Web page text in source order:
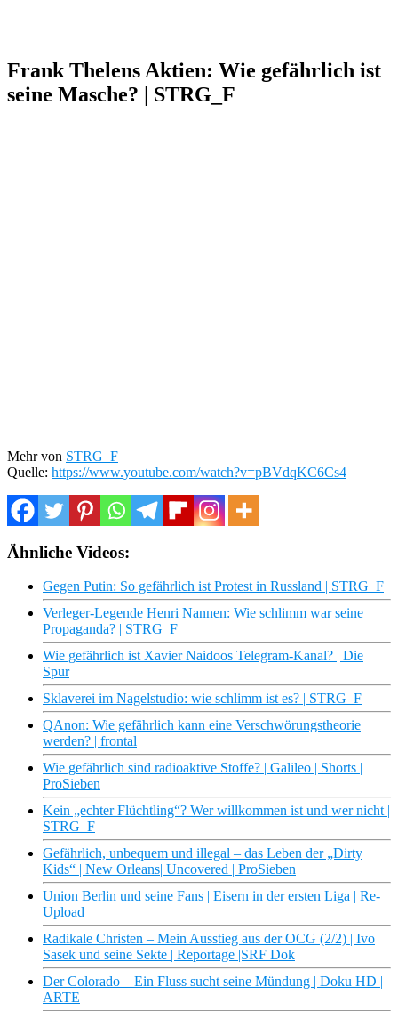
Frank Thelens Aktien: Wie gefährlich ist
seine Masche? | STRG_F
Mehr von STRG_F
Quelle: https://www.youtube.com/watch?v=pBVdqKC6Cs4
Ähnliche Videos:
Gegen Putin: So gefährlich ist Protest in Russland | STRG_F
Verleger-Legende Henri Nannen: Wie schlimm war seine
Propaganda? | STRG_F
Wie gefährlich ist Xavier Naidoos Telegram-Kanal? | Die
Spur
Sklaverei im Nagelstudio: wie schlimm ist es? | STRG_F
QAnon: Wie gefährlich kann eine Verschwörungstheorie
werden? | frontal
Wie gefährlich sind radioaktive Stoffe? | Galileo | Shorts |
ProSieben
Kein „echter Flüchtling“? Wer willkommen ist und wer nicht |
STRG_F
Gefährlich, unbequem und illegal – das Leben der „Dirty
Kids“ | New Orleans| Uncovered | ProSieben
Union Berlin und seine Fans | Eisern in der ersten Liga | Re-
Upload
Radikale Christen – Mein Ausstieg aus der OCG (2/2) | Ivo
Sasek und seine Sekte | Reportage |SRF Dok
Der Colorado – Ein Fluss sucht seine Mündung | Doku HD |
ARTE